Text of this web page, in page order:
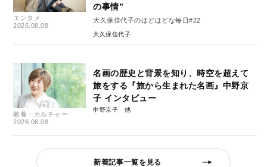
エンタメ
2026.08.08
の事情”
大久保佳代子のほどほどな毎日#22
大久保佳代子
教養・カルチャー
2026.08.08
名画の歴史と背景を知り、時空を超えて
旅をする『旅から生まれた名画』中野京
子 インタビュー
中野京子
新着記事一覧を見る